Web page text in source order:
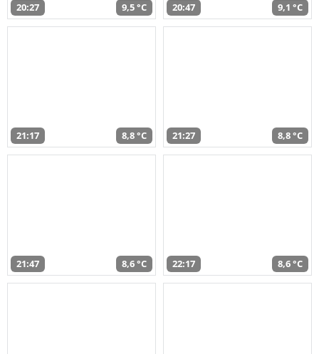
20:27 9,5 °C 20:47 9,1 °C
21:17 8,8 °C 21:27 8,8 °C
21:47 8,6 °C 22:17 8,6 °C